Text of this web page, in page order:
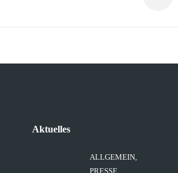
Aktuelles
ALLGEMEIN,
PRESSE